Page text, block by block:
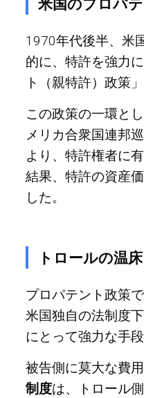
1970年代後半、米
的に、特許を強力
ト（親特許）政策
この政策の一環と
メリカ合衆国連邦
より、特許権者に
結果、特許の資産
した。
トロールの温
プロパテント政策
米国独自の法制度
にとって強力な手
被告側に莫大な費
制度は、トロール